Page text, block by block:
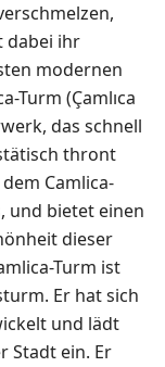
dabei ihr
modernen
Turm (Çamlıca
das schnell
thront
Camlica-
und bietet einen
dieser
Turm ist
Er hat sich
und lädt
Stadt ein. Er